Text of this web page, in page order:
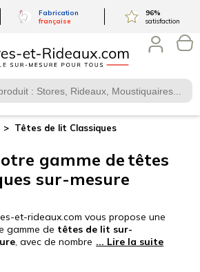
Fabrication
française
96%
satisfaction
Têtes de lit Classiques
gamme de têtes
sur-mesure
et-rideaux.com vous propose une
gamme de têtes de lit sur-
, avec de nombreux modèles